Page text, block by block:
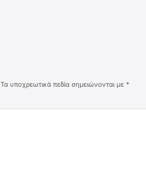
Τα υποχρεωτικά πεδία σημειώνονται με *